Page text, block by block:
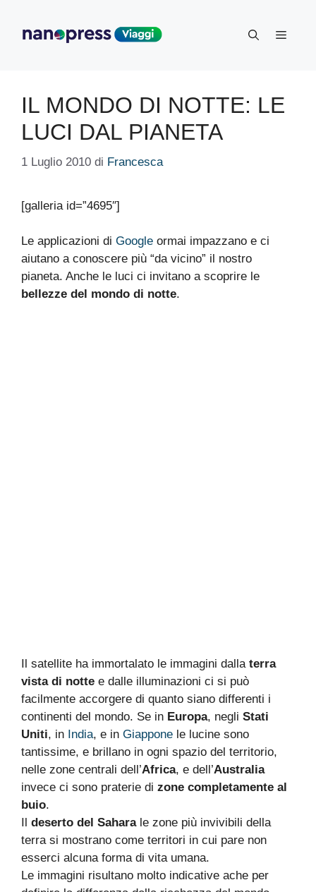
contenuto
Menu
IL MONDO DI NOTTE: LE
LUCI DAL PIANETA
1 Luglio 2010 di Francesca
[galleria id=”4695″]
Le applicazioni di Google ormai impazzano e ci
aiutano a conoscere più “da vicino” il nostro
pianeta. Anche le luci ci invitano a scoprire le
bellezze del mondo di notte.
Il satellite ha immortalato le immagini dalla terra
vista di notte e dalle illuminazioni ci si può
facilmente accorgere di quanto siano differenti i
continenti del mondo. Se in Europa, negli Stati
Uniti, in India, e in Giappone le lucine sono
tantissime, e brillano in ogni spazio del territorio,
nelle zone centrali dell’Africa, e dell’Australia
invece ci sono praterie di zone completamente al
buio.
Il deserto del Saharale zone più invivibili della
terra si mostrano come territori in cui pare non
esserci alcuna forma di vita umana.
Le immagini risultano molto indicative ache per